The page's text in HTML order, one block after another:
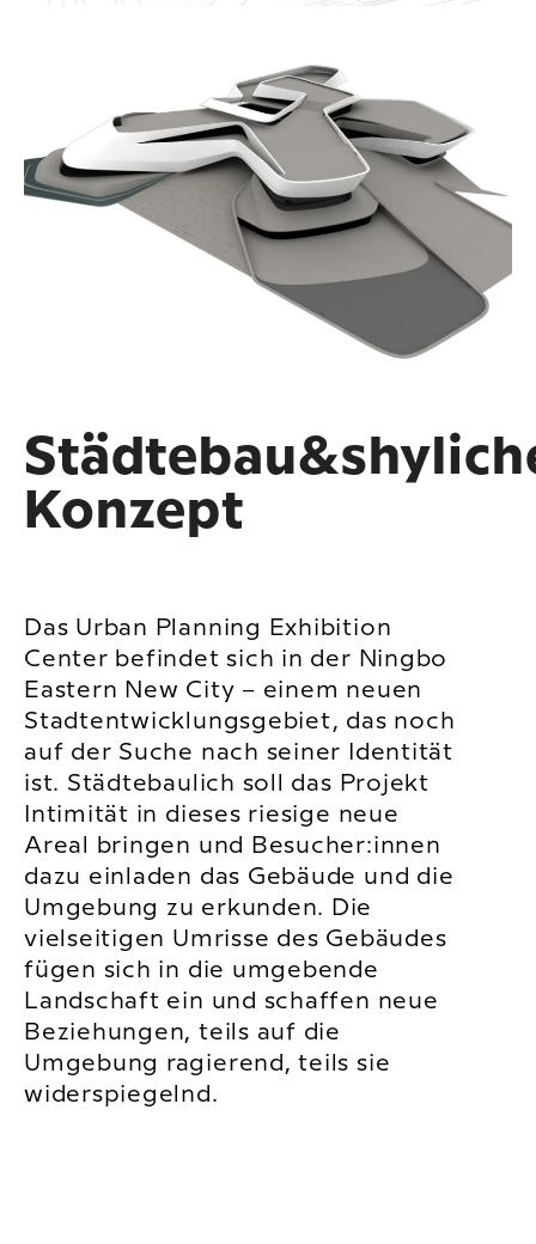
Konzept
Das Urban Planning Exhibition
Center befindet sich in der Ningbo
Eastern New City – einem neuen
Stadtentwicklungsgebiet, das noch
auf der Suche nach seiner Identität
ist. Städtebaulich soll das Projekt
Intimität in dieses riesige neue
Areal bringen und Besucher:innen
dazu einladen das Gebäude und die
Umgebung zu erkunden. Die
vielseitigen Umrisse des Gebäudes
fügen sich in die umgebende
Landschaft ein und schaffen neue
Beziehungen, teils auf die
Umgebung ragierend, teils sie
widerspiegelnd.